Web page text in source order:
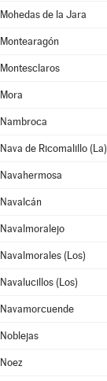
Mohedas de la Jara
Montearagón
Montesclaros
Mora
Nambroca
Nava de Ricomalillo (La)
Navahermosa
Navalcán
Navalmoralejo
Navalmorales (Los)
Navalucillos (Los)
Navamorcuende
Noblejas
Noez